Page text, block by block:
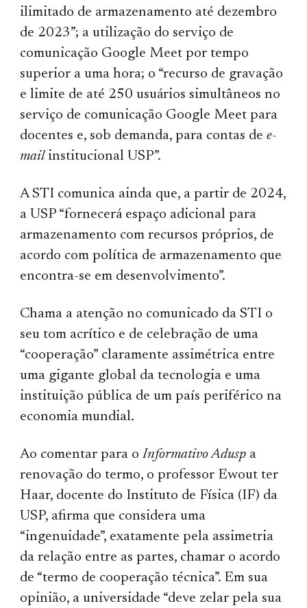
ilimitado de armazenamento até dezembro
de 2023”; a utilização do serviço de
comunicação Google Meet por tempo
superior a uma hora; o “recurso de gravação
e limite de até 250 usuários simultâneos no
serviço de comunicação Google Meet para
docentes e, sob demanda, para contas dee-
mailinstitucional USP”.
A STI comunica ainda que, a partir de 2024,
a USP “fornecerá espaço adicional para
armazenamento com recursos próprios, de
acordo com política de armazenamento que
encontra-se em desenvolvimento”.
Chama a atenção no comunicado da STI o
seu tom acrítico e de celebração de uma
“cooperação” claramente assimétrica entre
uma gigante global da tecnologia e uma
instituição pública de um país periférico na
economia mundial.
Ao comentar para oInformativo Adusp a
renovação do termo, o professor Ewout ter
Haar, docente do Instituto de Física (IF) da
USP, afirma que considera uma
“ingenuidade”, exatamente pela assimetria
da relação entre as partes, chamar o acordo
de “termo de cooperação técnica”. Em sua
opinião, a universidade “deve zelar pela sua